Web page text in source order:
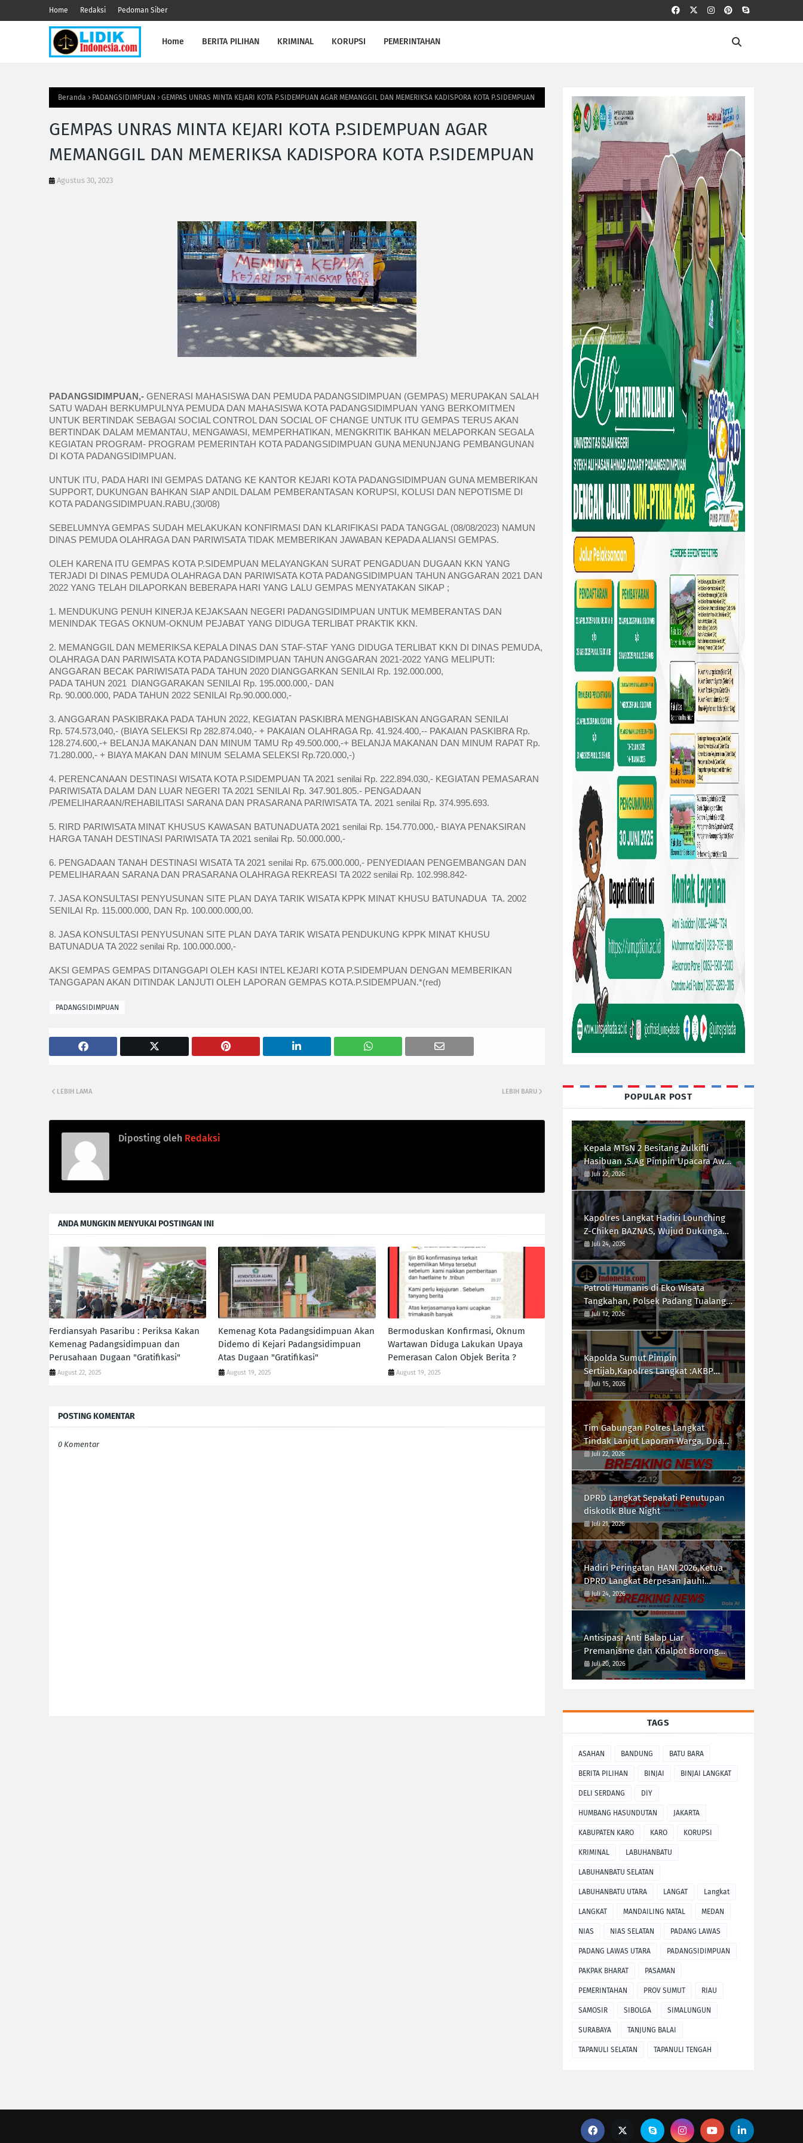
Home Redaksi Pedoman Siber
Home BERITA PILIHAN KRIMINAL KORUPSI PEMERINTAHAN
Beranda PADANGSIDIMPUAN GEMPAS UNRAS MINTA KEJARI KOTA P.SIDEMPUAN AGAR MEMANGGIL DAN MEMERIKSA KADISPORA KOTA P.SIDEMPUAN
GEMPAS UNRAS MINTA KEJARI KOTA P.SIDEMPUAN AGAR
MEMANGGIL DAN MEMERIKSA KADISPORA KOTA P.SIDEMPUAN
Agustus 30, 2023
PADANGSIDIMPUAN,- GENERASI MAHASISWA DAN PEMUDA PADANGSIDIMPUAN (GEMPAS) MERUPAKAN SALAH
SATU WADAH BERKUMPULNYA PEMUDA DAN MAHASISWA KOTA PADANGSIDIMPUAN YANG BERKOMITMEN
UNTUK BERTINDAK SEBAGAI SOCIAL CONTROL DAN SOCIAL OF CHANGE UNTUK ITU GEMPAS TERUS AKAN
BERTINDAK DALAM MEMANTAU, MENGAWASI, MEMPERHATIKAN, MENGKRITIK BAHKAN MELAPORKAN SEGALA
KEGIATAN PROGRAM- PROGRAM PEMERINTAH KOTA PADANGSIDIMPUAN GUNA MENUNJANG PEMBANGUNAN
DI KOTA PADANGSIDIMPUAN.
UNTUK ITU, PADA HARI INI GEMPAS DATANG KE KANTOR KEJARI KOTA PADANGSIDIMPUAN GUNA MEMBERIKAN
SUPPORT, DUKUNGAN BAHKAN SIAP ANDIL DALAM PEMBERANTASAN KORUPSI, KOLUSI DAN NEPOTISME DI
KOTA PADANGSIDIMPUAN.RABU,(30/08)
SEBELUMNYA GEMPAS SUDAH MELAKUKAN KONFIRMASI DAN KLARIFIKASI PADA TANGGAL (08/08/2023) NAMUN
DINAS PEMUDA OLAHRAGA DAN PARIWISATA TIDAK MEMBERIKAN JAWABAN KEPADA ALIANSI GEMPAS.
OLEH KARENA ITU GEMPAS KOTA P.SIDEMPUAN MELAYANGKAN SURAT PENGADUAN DUGAAN KKN YANG
TERJADI DI DINAS PEMUDA OLAHRAGA DAN PARIWISATA KOTA PADANGSIDIMPUAN TAHUN ANGGARAN 2021 DAN
2022 YANG TELAH DILAPORKAN BEBERAPA HARI YANG LALU GEMPAS MENYATAKAN SIKAP ;
1. MENDUKUNG PENUH KINERJA KEJAKSAAN NEGERI PADANGSIDIMPUAN UNTUK MEMBERANTAS DAN
MENINDAK TEGAS OKNUM-OKNUM PEJABAT YANG DIDUGA TERLIBAT PRAKTIK KKN.
2. MEMANGGIL DAN MEMERIKSA KEPALA DINAS DAN STAF-STAF YANG DIDUGA TERLIBAT KKN DI DINAS PEMUDA,
OLAHRAGA DAN PARIWISATA KOTA PADANGSIDIMPUAN TAHUN ANGGARAN 2021-2022 YANG MELIPUTI:
ANGGARAN BECAK PARIWISATA PADA TAHUN 2020 DIANGGARKAN SENILAI Rp. 192.000.000,
PADA TAHUN 2021  DIANGGARAKAN SENILAI Rp. 195.000.000,- DAN
Rp. 90.000.000, PADA TAHUN 2022 SENILAI Rp.90.000.000,-
3. ANGGARAN PASKIBRAKA PADA TAHUN 2022, KEGIATAN PASKIBRA MENGHABISKAN ANGGARAN SENILAI
Rp. 574.573,040,- (BIAYA SELEKSI Rp 282.874.040,- + PAKAIAN OLAHRAGA Rp. 41.924.400,-- PAKAIAN PASKIBRA Rp.
128.274.600,-+ BELANJA MAKANAN DAN MINUM TAMU Rp 49.500.000,-+ BELANJA MAKANAN DAN MINUM RAPAT Rp.
71.280.000,- + BIAYA MAKAN DAN MINUM SELAMA SELEKSI Rp.720.000,-)
4. PERENCANAAN DESTINASI WISATA KOTA P.SIDEMPUAN TA 2021 senilai Rp. 222.894.030,- KEGIATAN PEMASARAN
PARIWISATA DALAM DAN LUAR NEGERI TA 2021 SENILAI Rp. 347.901.805.- PENGADAAN
/PEMELIHARAAN/REHABILITASI SARANA DAN PRASARANA PARIWISATA TA. 2021 senilai Rp. 374.995.693.
5. RIRD PARIWISATA MINAT KHUSUS KAWASAN BATUNADUATA 2021 senilai Rp. 154.770.000,- BIAYA PENAKSIRAN
HARGA TANAH DESTINASI PARIWISATA TA 2021 senilai Rp. 50.000.000,-
6. PENGADAAN TANAH DESTINASI WISATA TA 2021 senilai Rp. 675.000.000,- PENYEDIAAN PENGEMBANGAN DAN
PEMELIHARAAN SARANA DAN PRASARANA OLAHRAGA REKREASI TA 2022 senilai Rp. 102.998.842-
7. JASA KONSULTASI PENYUSUNAN SITE PLAN DAYA TARIK WISATA KPPK MINAT KHUSU BATUNADUA  TA. 2002
SENILAI Rp. 115.000.000, DAN Rp. 100.000.000,00.
8. JASA KONSULTASI PENYUSUNAN SITE PLAN DAYA TARIK WISATA PENDUKUNG KPPK MINAT KHUSU
BATUNADUA TA 2022 senilai Rp. 100.000.000,-
AKSI GEMPAS GEMPAS DITANGGAPI OLEH KASI INTEL KEJARI KOTA P.SIDEMPUAN DENGAN MEMBERIKAN
TANGGAPAN AKAN DITINDAK LANJUTI OLEH LAPORAN GEMPAS KOTA.P.SIDEMPUAN.*(red)
PADANGSIDIMPUAN
LEBIH BARU
LEBIH LAMA
Diposting oleh Redaksi
ANDA MUNGKIN MENYUKAI POSTINGAN INI
Ferdiansyah Pasaribu : Periksa Kakan
Kemenag Padangsidimpuan dan
Perusahaan Dugaan "Gratifikasi"
August 22, 2025
Kemenag Kota Padangsidimpuan Akan
Didemo di Kejari Padangsidimpuan
Atas Dugaan "Gratifikasi"
August 19, 2025
Bermoduskan Konfirmasi, Oknum
Wartawan Diduga Lakukan Upaya
Pemerasan Calon Objek Berita ?
August 19, 2025
POSTING KOMENTAR
0 Komentar
POPULAR POST
Kepala MTsN 2 Besitang Zulkifli
Hasibuan ,S.Ag Pimpin Upacara Awal
Semester,Siapkan Generasi
Berkarakter dan Berprestasi
Juli 22, 2026
Kapolres Langkat Hadiri Lounching
Z-Chiken BAZNAS, Wujud Dukungan
Polri Terhadap Pemberdayaan
Ekonomi Masyarakat
Juli 24, 2026
Patroli Humanis di Eko Wisata
Tangkahan, Polsek Padang Tualang
Himbau Pengunjung Utamakan
Keselamatan
Juli 12, 2026
Kapolda Sumut Pimpin
Sertijab,Kapolres Langkat :AKBP
Hannry PH.Tambunan S.E ,S.I.K,
Resmi Menjabat
Juli 15, 2026
Tim Gabungan Polres Langkat
Tindak Lanjut Laporan Warga, Dua
Titik di Duga Lokasi Penyalah
Gunaan Narkoba di Desa Bubun di
Musnahkan
Juli 22, 2026
DPRD Langkat Sepakati Penutupan
diskotik Blue Night
Juli 21, 2026
Hadiri Peringatan HANI 2026,Ketua
DPRD Langkat Berpesan Jauhi
Narkotika
Juli 24, 2026
Antisipasi Anti Balap Liar
Premanisme dan Knalpot Borong
Tim UKL Polres Langkat Laksanakan
Patroli Malam
Juli 20, 2026
TAGS
ASAHAN BANDUNG BATU BARA
BERITA PILIHAN BINJAI BINJAI LANGKAT
DELI SERDANG DIY
HUMBANG HASUNDUTAN JAKARTA
KABUPATEN KARO KARO KORUPSI
KRIMINAL LABUHANBATU
LABUHANBATU SELATAN
LABUHANBATU UTARA LANGAT Langkat
LANGKAT MANDAILING NATAL MEDAN
NIAS NIAS SELATAN PADANG LAWAS
PADANG LAWAS UTARA PADANGSIDIMPUAN
PAKPAK BHARAT PASAMAN
PEMERINTAHAN PROV SUMUT RIAU
SAMOSIR SIBOLGA SIMALUNGUN
SURABAYA TANJUNG BALAI
TAPANULI SELATAN TAPANULI TENGAH